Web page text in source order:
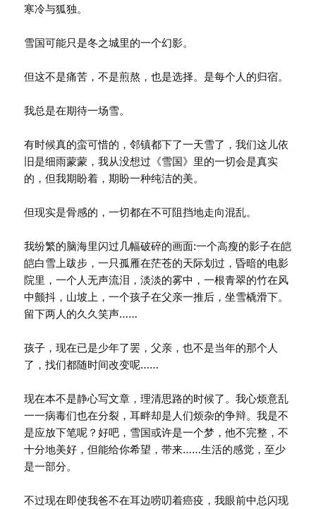
寒冷与狐独。
雪国可能只是冬之城里的一个幻影。
但这不是痛苦，不是煎熬，也是选择。是每个人的归宿。
我总是在期待一场雪。
有时候真的蛮可惜的，邻镇都下了一天雪了，我们这儿依
旧是细雨蒙蒙，我从没想过《雪国》里的一切会是真实
的，但我期盼着，期盼一种纯洁的美。
但现实是骨感的，一切都在不可阻挡地走向混乱。
我纷繁的脑海里闪过几幅破碎的画面:一个高瘦的影子在皑
皑白雪上跋步，一只孤雁在茫苍的天际划过，昏暗的电影
院里，一个人无声流泪，淡淡的雾中，一根青翠的竹在风
中颤抖，山坡上，一个孩子在父亲一推后，坐雪橇滑下。
留下两人的久久笑声……
孩子，现在已是少年了罢，父亲，也不是当年的那个人
了，找们都随时间改变呢……
现在本不是静心写文章，理清思路的时候了。我心烦意乱
一一病毒们也在分裂，耳畔却是人们烦杂的争辩。我是不
是应放下笔呢？好吧，雪国或许是一个梦，他不完整，不
十分地美好，但能给你希望，带来……生活的感觉，至少
是一部分。
不过现在即使我爸不在耳边唠叨着癌疫，我眼前中总闪现